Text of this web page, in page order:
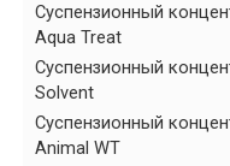
Суспензионный
Aqua Treat
Суспензионный
Solvent
Суспензионный
Animal WT